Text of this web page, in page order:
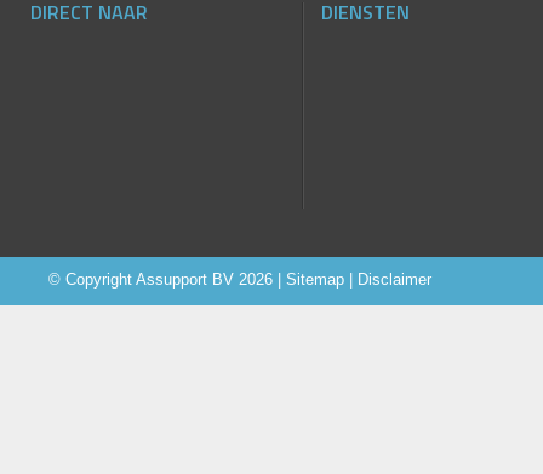
DIRECT NAAR DIENSTEN
© Copyright Assupport BV 2026 | Sitemap Disclaimer